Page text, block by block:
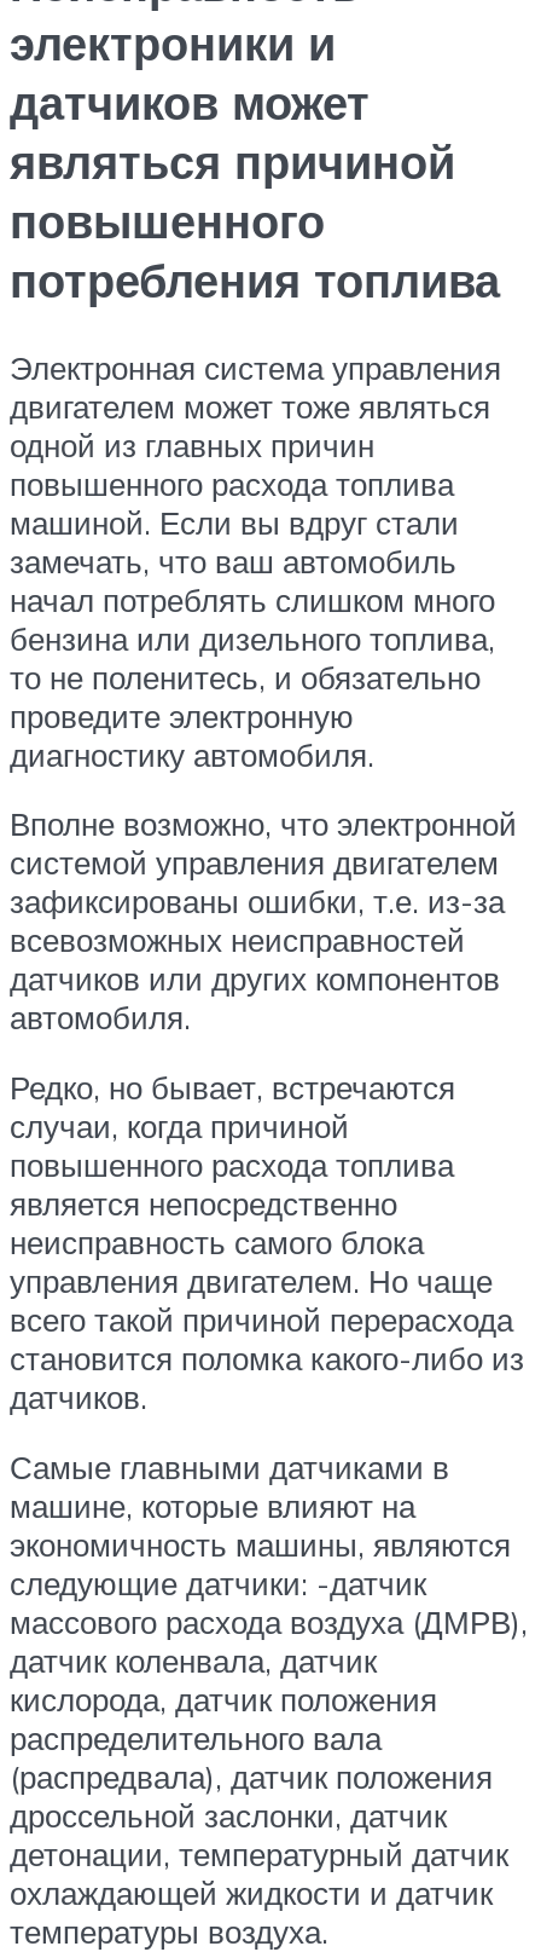
электроники и
датчиков может
являться причиной
повышенного
потребления топлива
Электронная система управления
двигателем может тоже являться
одной из главных причин
повышенного расхода топлива
машиной. Если вы вдруг стали
замечать, что ваш автомобиль
начал потреблять слишком много
бензина или дизельного топлива,
то не поленитесь, и обязательно
проведите электронную
диагностику автомобиля.
Вполне возможно, что электронной
системой управления двигателем
зафиксированы ошибки, т.е. из-за
всевозможных неисправностей
датчиков или других компонентов
автомобиля.
Редко, но бывает, встречаются
случаи, когда причиной
повышенного расхода топлива
является непосредственно
неисправность самого блока
управления двигателем. Но чаще
всего такой причиной перерасхода
становится поломка какого-либо из
датчиков.
Самые главными датчиками в
машине, которые влияют на
экономичность машины, являются
следующие датчики: -датчик
массового расхода воздуха (ДМРВ),
датчик коленвала, датчик
кислорода, датчик положения
распределительного вала
(распредвала), датчик положения
дроссельной заслонки, датчик
детонации, температурный датчик
охлаждающей жидкости и датчик
температуры воздуха.